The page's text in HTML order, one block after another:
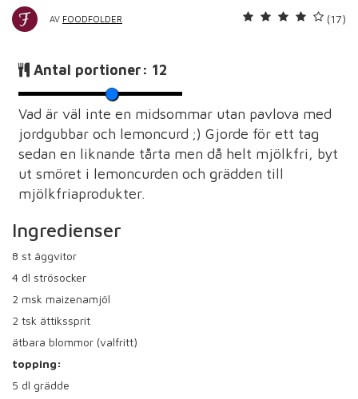
AV FOODFOLDER (17)
Antal portioner: 12
Vad är väl inte en midsommar utan pavlova med
jordgubbar och lemoncurd ;) Gjorde för ett tag
sedan en liknande tårta men då helt mjölkfri, byt
ut smöret i lemoncurden och grädden till
mjölkfriaprodukter.
Ingredienser
8 st äggvitor
4 dl strösocker
2 msk maizenamjöl
2 tsk ättikssprit
ätbara blommor (valfritt)
topping:
5 dl grädde